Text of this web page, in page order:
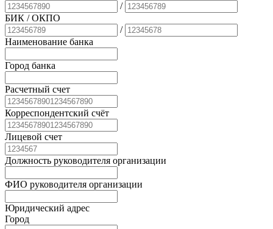
/
БИК / ОКПО
/
Наименование банка
Город банка
Расчетный счет
Корреспондентский счёт
Лицевой счет
Должность руководителя организации
ФИО руководителя организации
Юридический адрес
Город